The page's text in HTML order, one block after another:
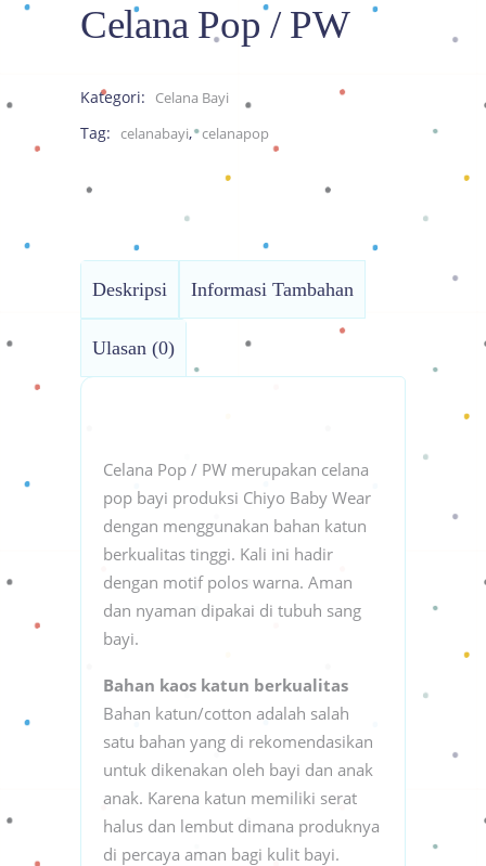
Celana Pop / PW
Kategori: Celana Bayi
Tag: celanabayi, celanapop
Deskripsi Informasi Tambahan
Ulasan (0)
Celana Pop / PW merupakan celana
pop bayi produksi Chiyo Baby Wear
dengan menggunakan bahan katun
berkualitas tinggi. Kali ini hadir
dengan motif polos warna. Aman
dan nyaman dipakai di tubuh sang
bayi.
Bahan kaos katun berkualitas
Bahan katun/cotton adalah salah
satu bahan yang di rekomendasikan
untuk dikenakan oleh bayi dan anak
anak. Karena katun memiliki serat
halus dan lembut dimana produknya
di percaya aman bagi kulit bayi.